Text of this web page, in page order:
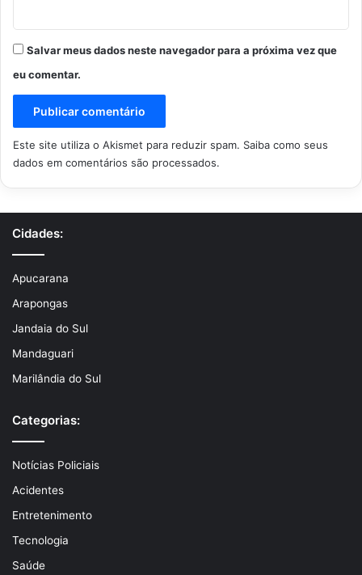
Salvar meus dados neste navegador para a próxima vez que
eu comentar.
Este site utiliza o Akismet para reduzir spam. Saiba como seus
dados em comentários são processados.
Cidades:
Apucarana
Arapongas
Jandaia do Sul
Mandaguari
Marilândia do Sul
Categorias:
Notícias Policiais
Acidentes
Entretenimento
Tecnologia
Saúde